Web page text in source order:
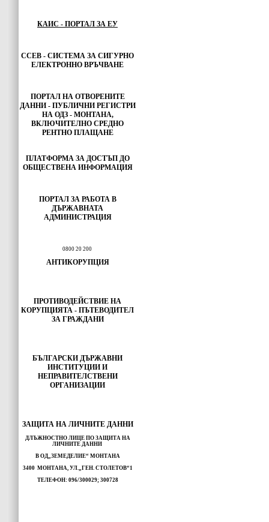
КАИС - ПОРТАЛ ЗА ЕУ
ССЕВ - СИСТЕМА ЗА СИГУРНО
ЕЛЕКТРОННО ВРЪЧВАНЕ
ПОРТАЛ НА ОТВОРЕНИТЕ
ДАННИ - ПУБЛИЧНИ РЕГИСТРИ
НА ОДЗ - МОНТАНА,
ВКЛЮЧИТЕЛНО СРЕДНО
РЕНТНО ПЛАЩАНЕ
ПЛАТФОРМА ЗА ДОСТЪП ДО
ОБЩЕСТВЕНА ИНФОРМАЦИЯ
ПОРТАЛ ЗА РАБОТА В
ДЪРЖАВНАТА
АДМИНИСТРАЦИЯ
0800 20 200
АНТИКОРУПЦИЯ
ПРОТИВОДЕЙСТВИЕ НА
КОРУПЦИЯТА - ПЪТЕВОДИТЕЛ
ЗА ГРАЖДАНИ
БЪЛГАРСКИ ДЪРЖАВНИ
ИНСТИТУЦИИ И
НЕПРАВИТЕЛСТВЕНИ
ОРГАНИЗАЦИИ
ЗАЩИТА НА ЛИЧНИТЕ ДАННИ
ДЛЪЖНОСТНО ЛИЦЕ ПО ЗАЩИТА НА
ЛИЧНИТЕ ДАННИ
В ОД„ЗЕМЕДЕЛИЕ“ МОНТАНА
3400 МОНТАНА, УЛ.„ГЕН. СТОЛЕТОВ“1
ТЕЛЕФОН: 096/300029; 300728